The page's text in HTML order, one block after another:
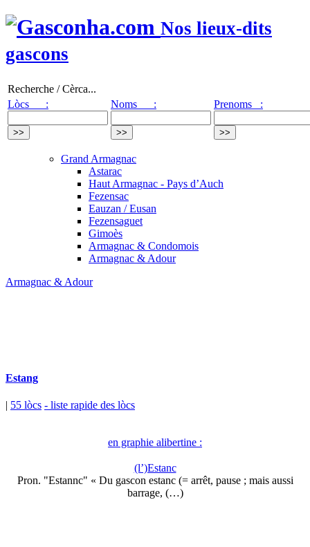
Nos lieux-dits
gascons
Recherche / Cèrca...
Lòcs :
Noms : Prenoms :
Grand Armagnac
Astarac
Haut Armagnac - Pays d’Auch
Fezensac
Eauzan / Eusan
Fezensaguet
Gimoès
Armagnac & Condomois
Armagnac & Adour
Armagnac & Adour
Estang
| 55 lòcs - liste rapide des lòcs
en graphie alibertine :
(l’)Estanc
Pron. "Estannc" « Du gascon estanc (= arrêt, pause ; mais aussi
barrage, (…)